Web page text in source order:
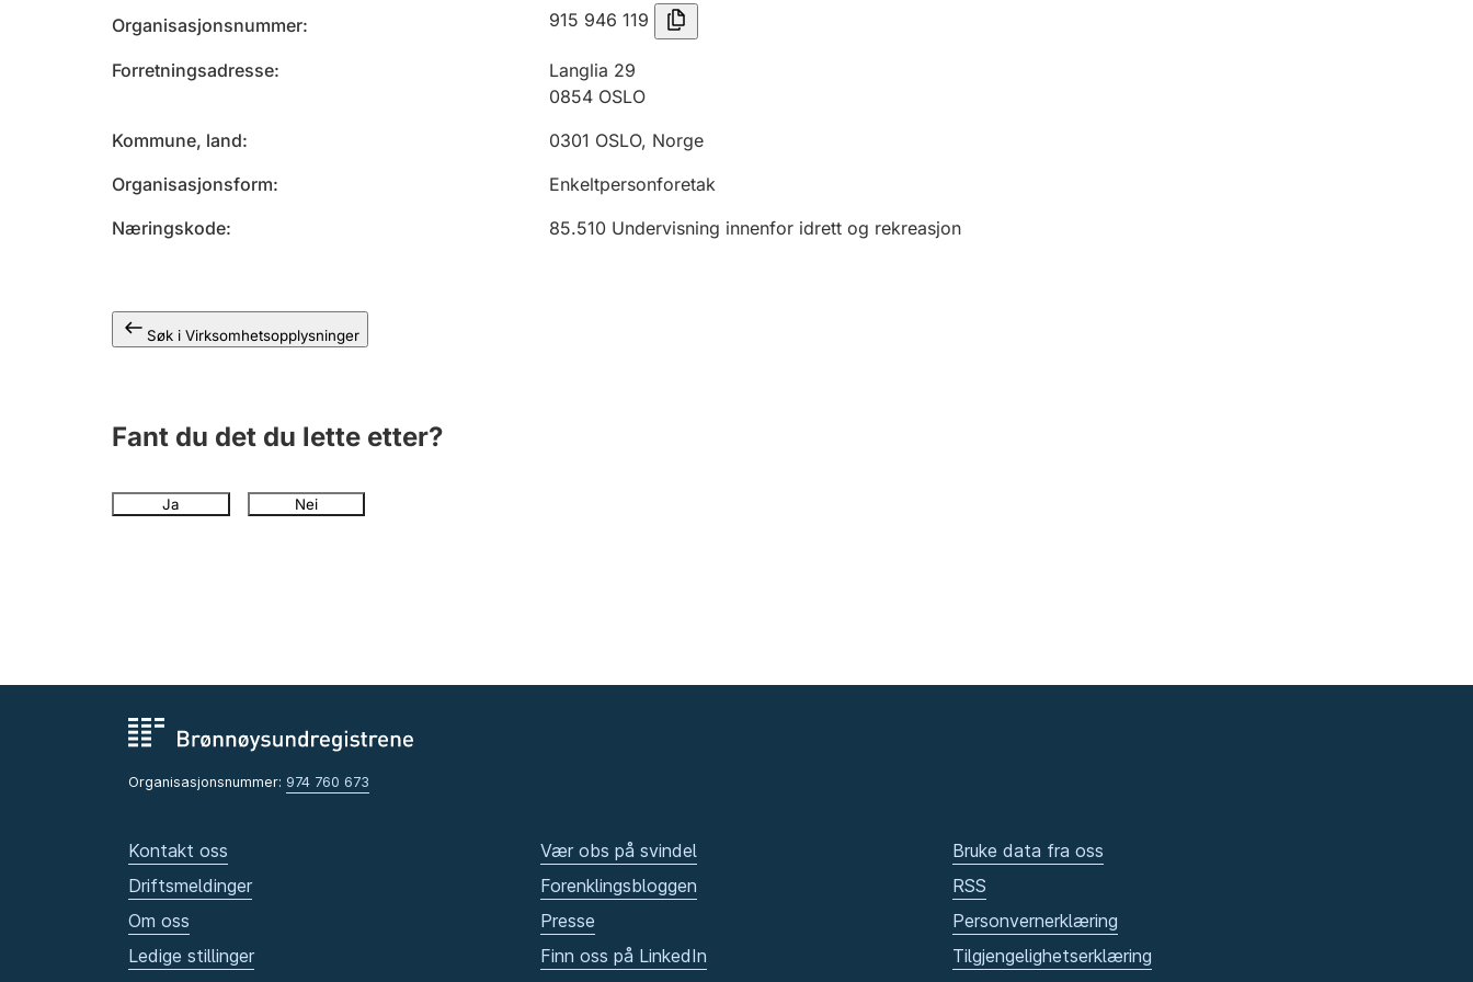
Organisasjonsnummer 915 946 119
Forretningsadresse
Langlia 29
0854 OSLO
Kommune, land
0301 OSLO, Norge
Organisasjonsform
Enkeltpersonforetak
Næringskode
85.510 Undervisning innenfor idrett og rekreasjon
Søk i Virksomhetsopplysninger
Fant du det du lette etter?
Ja Nei
Organisasjonsnummer: 974 760 673
Kontakt oss
Driftsmeldinger
Om oss
Ledige stillinger
Vær obs på svindel
Forenklingsbloggen
Presse
Finn oss på LinkedIn
Bruke data fra oss
RSS
Personvernerklæring
Tilgjengelighetserklæring